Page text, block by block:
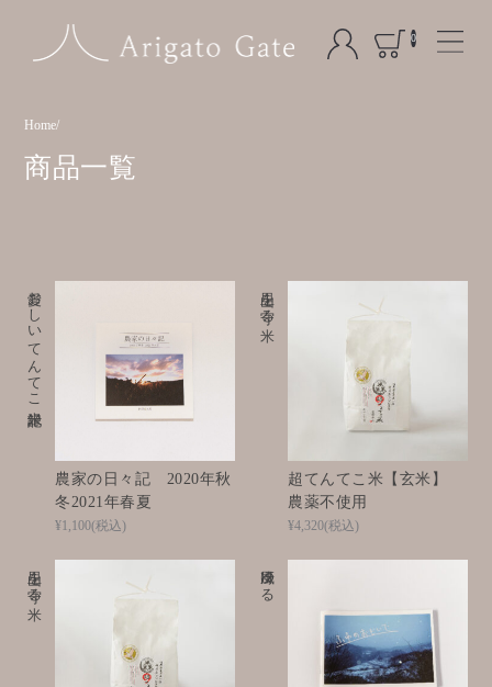
0
Home
商品一覧
農家の日々記 2020年秋
冬2021年春夏
愛おしいてんてこ米記録
¥1,100(税込)
超てんてこ米【玄米】
農薬不使用
里山を守る米
¥4,320(税込)
里山を守る米 風冴ゆる